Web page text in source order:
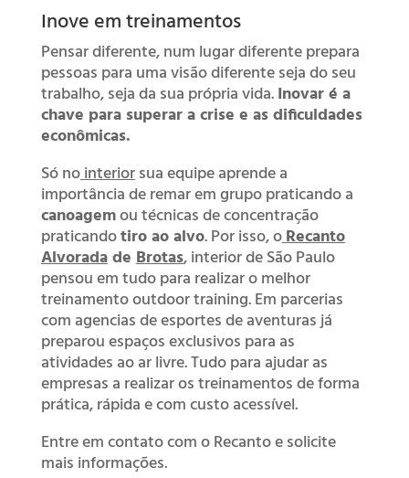
Inove em treinamentos
Pensar diferente, num lugar diferente prepara
pessoas para uma visão diferente seja do seu
trabalho, seja da sua própria vida.Inovar é a
chave para superar a crise e as dificuldades
econômicas.
Só nointeriorsua equipe aprende a
importância de remar em grupo praticando a
canoagemou técnicas de concentração
praticandotiro ao alvo. Por isso, oRecanto
AlvoradadeBrotas,interior de São Paulo
pensou em tudo para realizar o melhor
treinamento outdoor training. Em parcerias
com agencias de esportes de aventuras já
preparou espaços exclusivos para as
atividades ao ar livre. Tudo para ajudar as
empresas a realizar os treinamentos de forma
prática, rápida e com custo acessível.
Entre em contato com o Recanto e solicite
mais informações.